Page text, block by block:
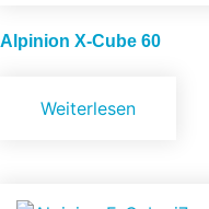
Alpinion X-Cube 60
Weiterlesen